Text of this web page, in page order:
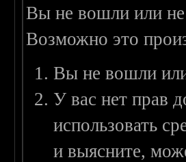
Вы не вошли или не
Возможно это
Вы не вошли
У вас нет прав
использовать
и выясните,